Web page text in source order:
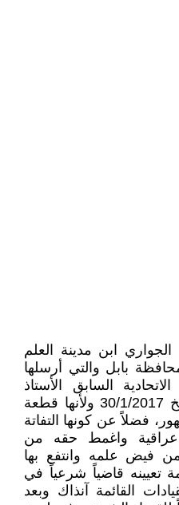
ابن مدينة العلم
بابل والتي أرسلها
السابق الأستاذ
القاضي مدحت المحمود بتاريخ 30/1/2017 ولأنها قطعة
فضلاً عن كونها التفاتة
واغمط حقه من
فيض علمه وانتفع بها
تعيينه قاضياً شرعياً في
القائمة آنذاك وبعد